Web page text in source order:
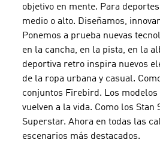
objetivo en mente. Para
medio o alto. Diseñamos,
Ponemos a prueba nuevas
en la cancha, en la pista, en la
deportiva retro inspira nuevos
de la ropa urbana y casual.
conjuntos Firebird. Los
vuelven a la vida. Como los Stan
Superstar. Ahora en todas las
escenarios más destacados.